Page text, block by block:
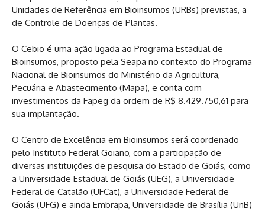
Unidades de Referência em Bioinsumos (URBs) previstas, a
de Controle de Doenças de Plantas.
O Cebio é uma ação ligada ao Programa Estadual de
Bioinsumos, proposto pela Seapa no contexto do Programa
Nacional de Bioinsumos do Ministério da Agricultura,
Pecuária e Abastecimento (Mapa), e conta com
investimentos da Fapeg da ordem de R$ 8.429.750,61 para
sua implantação.
O Centro de Excelência em Bioinsumos será coordenado
pelo Instituto Federal Goiano, com a participação de
diversas instituições de pesquisa do Estado de Goiás, como
a Universidade Estadual de Goiás (UEG), a Universidade
Federal de Catalão (UFCat), a Universidade Federal de
Goiás (UFG) e ainda Embrapa, Universidade de Brasília (UnB)